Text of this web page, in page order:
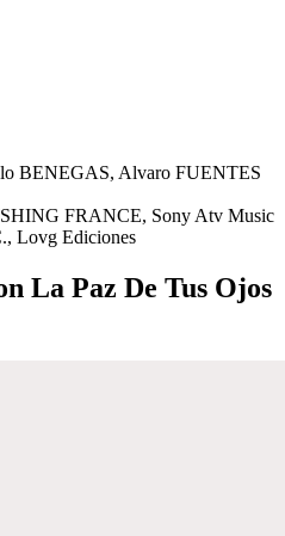
BENEGAS, Alvaro FUENTES
FRANCE, Sony Atv Music
Lovg Ediciones
La Paz De Tus Ojos